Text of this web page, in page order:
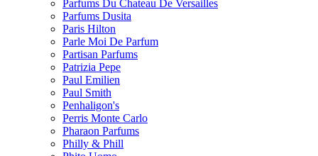
Parfums Du Chateau De Versailles
Parfums Dusita
Paris Hilton
Parle Moi De Parfum
Partisan Parfums
Patrizia Pepe
Paul Emilien
Paul Smith
Penhaligon's
Perris Monte Carlo
Pharaon Parfums
Philly & Phill